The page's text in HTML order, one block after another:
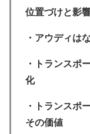
位置づけと影
・アウディは
・トランスポ
化
・トランスポ
その価値